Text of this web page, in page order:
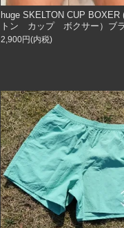
huge SKELTON CUP BOXER
トン カップ ボクサー）ブ
2,900円(内税)